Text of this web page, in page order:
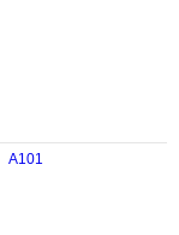
А101